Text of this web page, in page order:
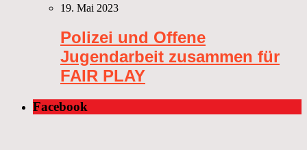
19. Mai 2023
Polizei und Offene
Jugendarbeit zusammen für
FAIR PLAY
Facebook